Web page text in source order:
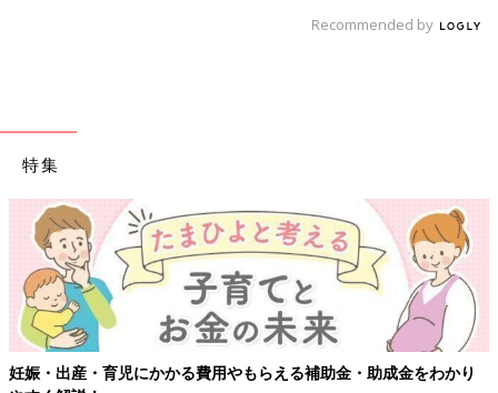
Recommended by
特集
【ワクチン接種できるものも】妊婦の感染症対策、知っておいて！